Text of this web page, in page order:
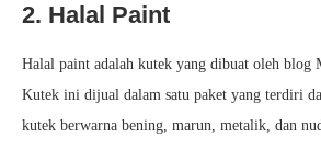
2. Halal Paint
Halal paint adalah kutek yang dibuat oleh
Kutek ini dijual dalam satu paket yang terdiri
kutek berwarna bening, marun, metalik, dan